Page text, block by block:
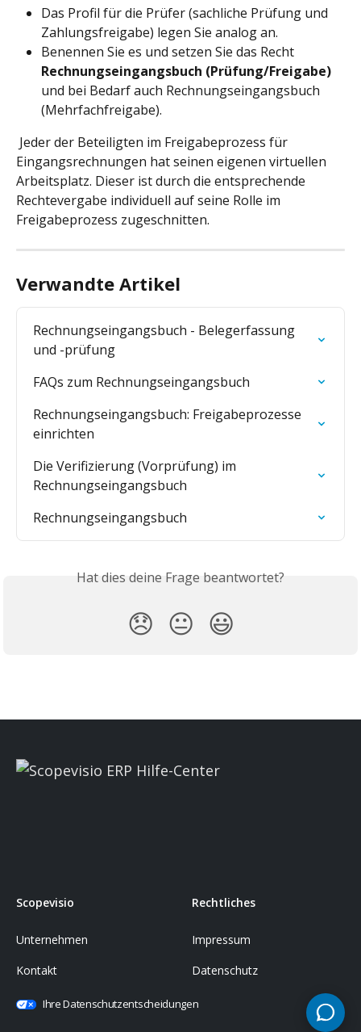
Das Profil für die Prüfer (sachliche Prüfung und
Zahlungsfreigabe) legen Sie analog an.
Benennen Sie es und setzen Sie das Recht
Rechnungseingangsbuch (Prüfung/Freigabe)
und bei Bedarf auch Rechnungseingangsbuch
(Mehrfachfreigabe).
Eingangsrechnungen hat seinen eigenen virtuellen
Arbeitsplatz. Dieser ist durch die entsprechende
Rechtevergabe individuell auf seine Rolle im
Freigabeprozess zugeschnitten.
Verwandte Artikel
Rechnungseingangsbuch - Belegerfassung
und -prüfung
FAQs zum Rechnungseingangsbuch
Rechnungseingangsbuch: Freigabeprozesse
einrichten
Die Verifizierung (Vorprüfung) im
Rechnungseingangsbuch
Rechnungseingangsbuch
Hat dies deine Frage beantwortet?
😞 😐 😃
Scopevisio
Unternehmen
Kontakt
Rechtliches
Impressum
Datenschutz
Ihre Datenschutzentscheidungen